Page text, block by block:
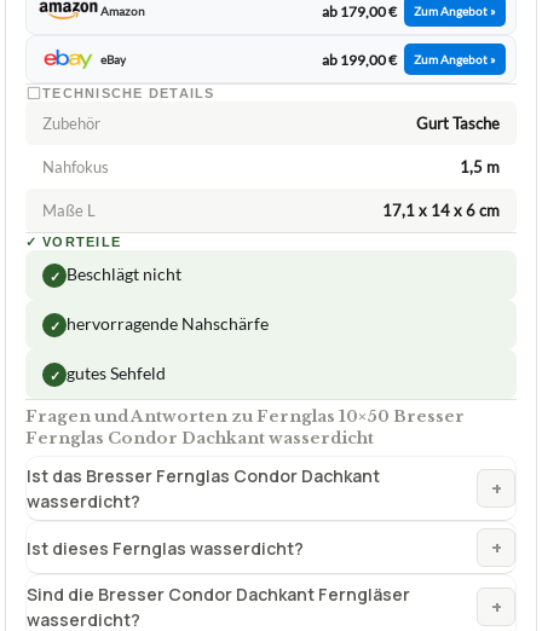
Amazon ab 179,00 € Zum Angebot »
eBay ab 199,00 € Zum Angebot »
TECHNISCHE DETAILS
Zubehör Gurt Tasche
Nahfokus 1,5 m
Maße L 17,1 x 14 x 6 cm
✓ VORTEILE
✓ Beschlägt nicht
✓ hervorragende Nahschärfe
✓ gutes Sehfeld
Fragen und Antworten zu Fernglas 10×50 Bresser
Fernglas Condor Dachkant wasserdicht
Ist das Bresser Fernglas Condor Dachkant
wasserdicht?
+
Ist dieses Fernglas wasserdicht? +
Sind die Bresser Condor Dachkant Ferngläser
wasserdicht?
+